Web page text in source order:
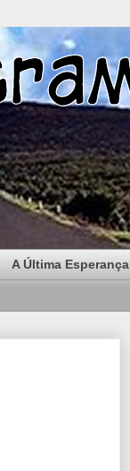
A Última Esperança